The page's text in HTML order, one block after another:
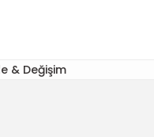
& Değişim